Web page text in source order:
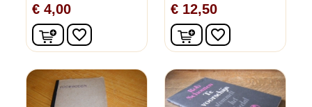
€ 4,00
In winkelwagen
favorite_border
€ 12,50
In winkelwagen
favorite_border